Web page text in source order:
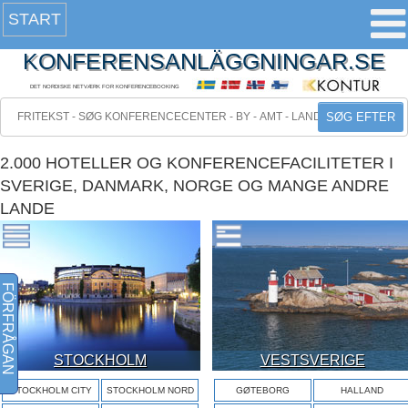
START
KONFERENSANLÄGGNINGAR.SE
DET NORDISKE NETVÆRK FOR KONFERENCEBOOKING
SØG EFTER
2.000 HOTELLER OG KONFERENCEFACILITETER I
SVERIGE, DANMARK, NORGE OG MANGE ANDRE
LANDE
STOCKHOLM
STOCKHOLM CITY STOCKHOLM NORD
VESTSVERIGE
GØTEBORG HALLAND
FÖRFRÅGAN